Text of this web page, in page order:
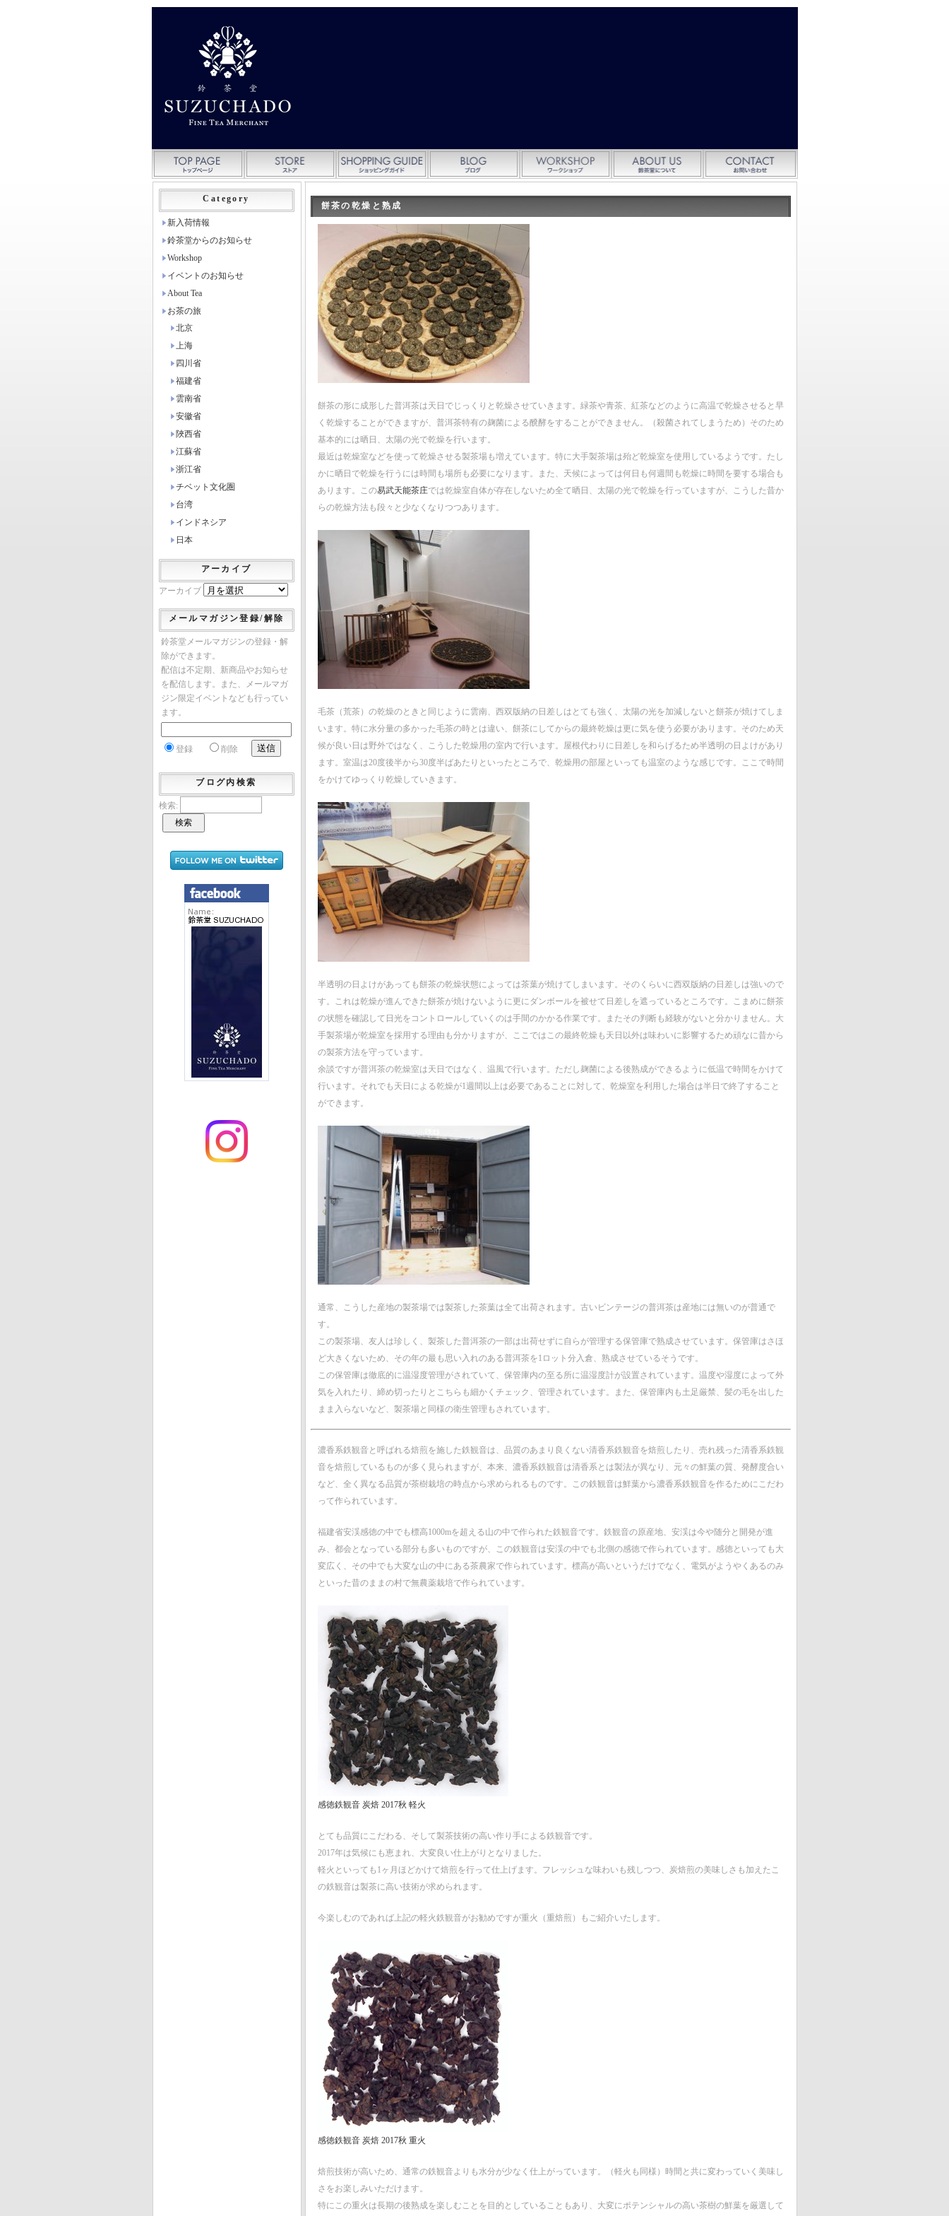
餅茶の乾燥と熟成
餅茶の形に成形した普洱茶は天日でじっくりと乾燥させていきます。緑茶や青茶、紅茶などのように高温で乾燥させると早
く乾燥することができますが、普洱茶特有の麹菌による醗酵をすることができません。（殺菌されてしまうため）そのため
基本的には晒日、太陽の光で乾燥を行います。
最近は乾燥室などを使って乾燥させる製茶場も増えています。特に大手製茶場は殆ど乾燥室を使用しているようです。たし
かに晒日で乾燥を行うには時間も場所も必要になります。また、天候によっては何日も何週間も乾燥に時間を要する場合も
あります。この易武天能茶庄では乾燥室自体が存在しないため全て晒日、太陽の光で乾燥を行っていますが、こうした昔か
らの乾燥方法も段々と少なくなりつつあります。
毛茶（荒茶）の乾燥のときと同じように雲南、西双版納の日差しはとても強く、太陽の光を加減しないと餅茶が焼けてしま
います。特に水分量の多かった毛茶の時とは違い、餅茶にしてからの最終乾燥は更に気を使う必要があります。そのため天
候が良い日は野外ではなく、こうした乾燥用の室内で行います。屋根代わりに日差しを和らげるため半透明の日よけがあり
ます。室温は20度後半から30度半ばあたりといったところで、乾燥用の部屋といっても温室のような感じです。ここで時間
をかけてゆっくり乾燥していきます。
半透明の日よけがあっても餅茶の乾燥状態によっては茶葉が焼けてしまいます。そのくらいに西双版納の日差しは強いので
す。これは乾燥が進んできた餅茶が焼けないように更にダンボールを被せて日差しを遮っているところです。こまめに餅茶
の状態を確認して日光をコントロールしていくのは手間のかかる作業です。またその判断も経験がないと分かりません。大
手製茶場が乾燥室を採用する理由も分かりますが、ここではこの最終乾燥も天日以外は味わいに影響するため頑なに昔から
の製茶方法を守っています。
余談ですが普洱茶の乾燥室は天日ではなく、温風で行います。ただし麹菌による後熟成ができるように低温で時間をかけて
行います。それでも天日による乾燥が1週間以上は必要であることに対して、乾燥室を利用した場合は半日で終了すること
ができます。
通常、こうした産地の製茶場では製茶した茶葉は全て出荷されます。古いビンテージの普洱茶は産地には無いのが普通で
す。
この製茶場、友人は珍しく、製茶した普洱茶の一部は出荷せずに自らが管理する保管庫で熟成させています。保管庫はさほ
ど大きくないため、その年の最も思い入れのある普洱茶を1ロット分入倉、熟成させているそうです。
この保管庫は徹底的に温湿度管理がされていて、保管庫内の至る所に温湿度計が設置されています。温度や湿度によって外
気を入れたり、締め切ったりとこちらも細かくチェック、管理されています。また、保管庫内も土足厳禁、髪の毛を出した
まま入らないなど、製茶場と同様の衛生管理もされています。
濃香系鉄観音と呼ばれる焙煎を施した鉄観音は、品質のあまり良くない清香系鉄観音を焙煎したり、売れ残った清香系鉄観
音を焙煎しているものが多く見られますが、本来、濃香系鉄観音は清香系とは製法が異なり、元々の鮮葉の質、発酵度合い
など、全く異なる品質が茶樹栽培の時点から求められるものです。この鉄観音は鮮葉から濃香系鉄観音を作るためにこだわ
って作られています。
福建省安渓感徳の中でも標高1000mを超える山の中で作られた鉄観音です。鉄観音の原産地、安渓は今や随分と開発が進
み、都会となっている部分も多いものですが、この鉄観音は安渓の中でも北側の感徳で作られています。感徳といっても大
変広く、その中でも大変な山の中にある茶農家で作られています。標高が高いというだけでなく、電気がようやくあるのみ
といった昔のままの村で無農薬栽培で作られています。
感徳鉄観音 炭焙 2017秋 軽火
とても品質にこだわる、そして製茶技術の高い作り手による鉄観音です。
2017年は気候にも恵まれ、大変良い仕上がりとなりました。
軽火といっても1ヶ月ほどかけて焙煎を行って仕上げます。フレッシュな味わいも残しつつ、炭焙煎の美味しさも加えたこ
の鉄観音は製茶に高い技術が求められます。
今楽しむのであれば上記の軽火鉄観音がお勧めですが重火（重焙煎）もご紹介いたします。
感徳鉄観音 炭焙 2017秋 重火
焙煎技術が高いため、通常の鉄観音よりも水分が少なく仕上がっています。（軽火も同様）時間と共に変わっていく美味し
さをお楽しみいただけます。
特にこの重火は長期の後熟成を楽しむことを目的としていることもあり、大変にポテンシャルの高い茶樹の鮮葉を厳選して
Category
新入荷情報
鈴茶堂からのお知らせ
Workshop
イベントのお知らせ
About Tea
お茶の旅
北京
上海
四川省
福建省
雲南省
安徽省
陜西省
江蘇省
浙江省
チベット文化圏
台湾
インドネシア
日本
アーカイブ
アーカイブ
メールマガジン登録/解除
鈴茶堂メールマガジンの登録・解
除ができます。
配信は不定期、新商品やお知らせ
を配信します。また、メールマガ
ジン限定イベントなども行ってい
ます。
登録 削除
ブログ内検索
検索: